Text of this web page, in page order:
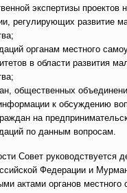
экспертизы проектов
регулирующих развитие
органам местного
в области развития
общественных
к обсуждению
на
по данным вопросам.
Совет руководствуется
Федерации и
актами органов местного